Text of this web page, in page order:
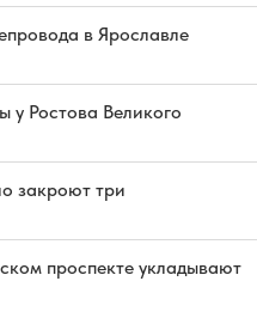
в Ярославле
у Ростова Великого
закроют три
проспекте укладывают